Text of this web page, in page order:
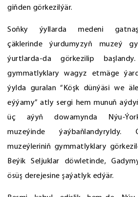
giňden görkezilýär.
Soňky ýyllarda medeni
çäklerinde ýurdumyzyň muzeý
ýurtlarda-da görkezilip
gymmatlyklary wagyz etmäge
ýylda guralan “Köşk dünýäsi we
eýýamy” atly sergi hem munuň
üç aýyň dowamynda Nýu-
muzeýinde ýaýbaňlandyryldy.
muzeýleriniň gymmatlyklary
Beýik Seljuklar döwletinde,
ösüş derejesine şaýatlyk edýär.